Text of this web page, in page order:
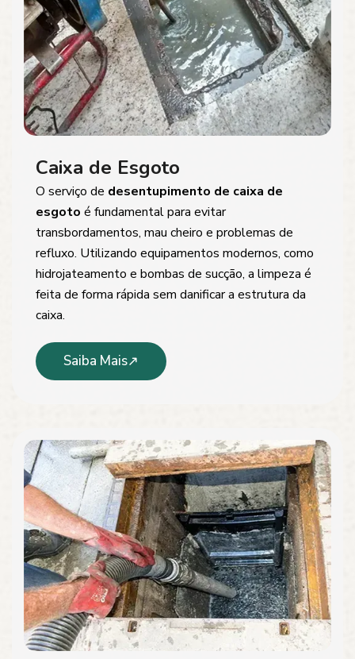
Caixa de Esgoto
O serviço de desentupimento de caixa de
esgoto é fundamental para evitar
transbordamentos, mau cheiro e problemas de
refluxo. Utilizando equipamentos modernos, como
hidrojateamento e bombas de sucção, a limpeza é
feita de forma rápida sem danificar a estrutura da
caixa.
Saiba Mais